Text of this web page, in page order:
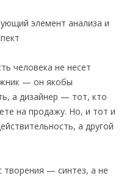
элемент анализа и
человека не несет
— он якобы
а дизайнер — тот, кто
на продажу. Но, и тот и
а другой
творения — синтез, а не